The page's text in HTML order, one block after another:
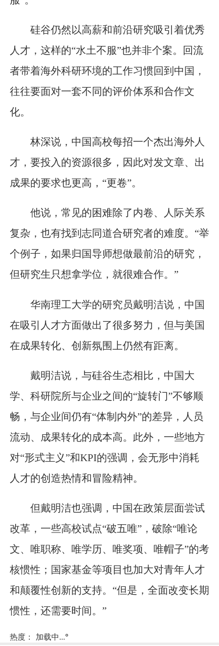
硅谷仍然以高薪和前沿研究吸引着优秀
人才，这样的“水土不服”也并非个案。回流
者带着海外科研环境的工作习惯回到中国，
往往要面对一套不同的评价体系和合作文
化。
林深说，中国高校每招一个杰出海外人
才，要投入的资源很多，因此对发文章、出
成果的要求也更高，“更卷”。
他说，常见的困难除了内卷、人际关系
复杂，也有找到志同道合研究者的难度。“举
个例子，如果归国导师想做最前沿的研究，
但研究生只想拿学位，就很难合作。”
华南理工大学的研究员戴明洁说，中国
在吸引人才方面做出了很多努力，但与美国
在成果转化、创新氛围上仍然有距离。
戴明洁说，与硅谷生态相比，中国大
学、科研院所与企业之间的“旋转门”不够顺
畅，与企业间仍有“体制内外”的差异，人员
流动、成果转化的成本高。此外，一些地方
对“形式主义”和KPI的强调，会无形中消耗
人才的创造热情和冒险精神。
但戴明洁也强调，中国在政策层面尝试
改革，一些高校试点“破五唯”，破除“唯论
文、唯职称、唯学历、唯奖项、唯帽子”的考
核惯性；国家基金等项目也加大对青年人才
和颠覆性创新的支持。“但是，全面改变长期
惯性，还需要时间。”
热度： 加载中...°